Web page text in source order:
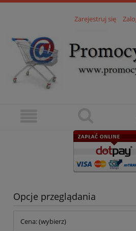
Zarejestruj się
Opcje przeglądania
Cena: (wybierz)